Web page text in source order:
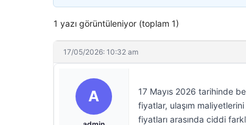
1 yazı görüntüleniyor (toplam 1)
17/05/2026: 10:32 am
A
17 Mayıs 2026 tarihinde
fiyatlar, ulaşım
fiyatları arasında ciddi